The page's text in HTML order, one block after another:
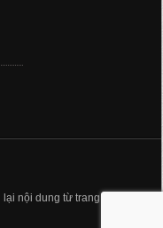
nội dung từ trang web này